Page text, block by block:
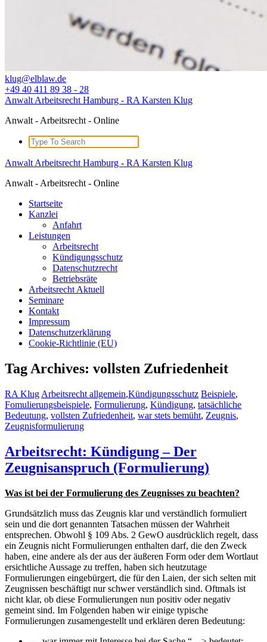
klug@elblaw.de
+49 40 411 89 38 - 28
Anwalt Arbeitsrecht Hamburg - RA Karsten Klug
Anwalt - Arbeitsrecht - Online
Search
for:
Anwalt Arbeitsrecht Hamburg - RA Karsten Klug
Anwalt - Arbeitsrecht - Online
Startseite
Kanzlei
Anfahrt
Leistungen
Arbeitsrecht
Kündigungsschutz
Datenschutzrecht
Betriebsräte
Arbeitsrecht Aktuell
Seminare
Kontakt
Impressum
Datenschutzerklärung
Cookie-Richtlinie (EU)
Tag Archives: vollsten Zufriedenheit
RA Klug Arbeitsrecht allgemein,Kündigungsschutz Beispiele,
Fomulierungsbeispiele, Formulierung, Kündigung, tatsächliche
Bedeutung, vollsten Zufriedenheit, war stets bemüht, Zeugnis,
Zeugnisformulierung
Arbeitsrecht: Kündigung – Der
Zeugnisanspruch (Formulierung)
Was ist bei der Formulierung des Zeugnisses zu beachten?
Grundsätzlich muss das Zeugnis klar und verständlich formuliert
sein und die dort genannten Tatsachen müssen der Wahrheit
entsprechen. Obwohl § 109 Abs. 2 GewO ausdrücklich regelt, dass
ein Zeugnis nicht Formulierungen enthalten darf, die den Zweck
haben, eine andere als der aus der äußeren Form oder dem Wortlaut
ersichtliche Aussage zu treffen, haben sich heutzutage
Formulierungen eingebürgert, die für den Laien, der sich selten mit
Zeugnissen beschäftigt nur schwer verständlich sind. Oftmals ist
nicht klar, ob diese Formulierungen nun positiv oder negativ
gemeint sind. Im Folgenden haben wir einige typische
Formulierungen zusamengestellt und erklären deren Bedeutung: